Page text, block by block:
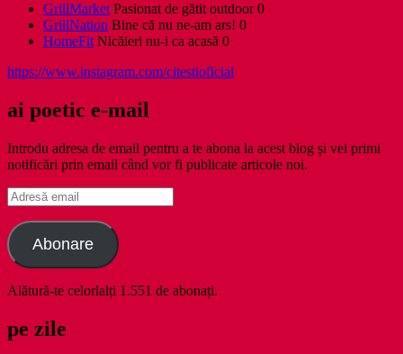
GrillMarket Pasionat de gătit outdoor 0
GrillNation Bine că nu ne-am ars! 0
HomeFit Nicăieri nu-i ca acasă 0
https://www.instagram.com/citestioficial
ai poetic e-mail
Introdu adresa de email pentru a te abona la acest blog și vei primi
notificări prin email când vor fi publicate articole noi.
Adresă
email
Abonare
Alătură-te celorlalți 1.551 de abonați.
pe zile